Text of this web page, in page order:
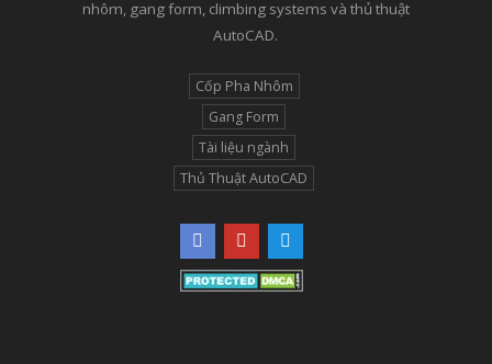
nhôm, gang form, climbing systems và thủ thuật
AutoCAD.
Cốp Pha Nhôm
Gang Form
Tài liệu ngành
Thủ Thuật AutoCAD